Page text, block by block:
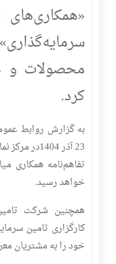
محصولات و
کرد.
23 آذر
تفاهم‌نامه همکاری
خواهد رسید.
همچنین شرکت
کارگزاری تامین
خود را به مشتریان